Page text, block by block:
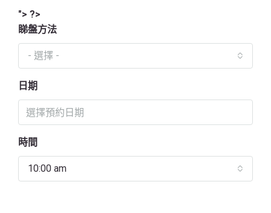
"> ?>
睇盤方法
- 選擇 -
日期
時間
10:00 am